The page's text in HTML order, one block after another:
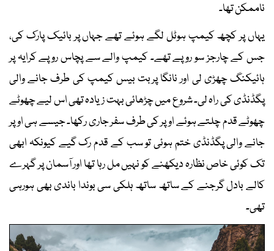
ناممکن تھا۔
یہاں پر کچھ کیمپ ہوٹل لگے ہوئے تھے جہاں پر بائیک پارک کی،
جس کے چارجز سو روپے تھے۔ کیمپ والے سے پچاس روپے کرایہ پر
ہائیكنگ چھڑی لی اور نانگا پربت بیس کیمپ کی طرف جانے والی
پگڈنڈی کی راہ لی۔ شروع میں چڑھائی بہت زیادہ تھی اس لیے چھوٹے
چھوٹے قدم چلتے ہوئے اوپر کی طرف سفر جاری رکھا۔ جیسے ہی اوپر
جانے والی پگڈنڈی ختم ہوئی تو سب کے قدم رک گیے کیونکہ ابھی
تک کوئی خاص نظارہ دیکھنے کو نہیں مل رہا تھا اور آسمان پر گہرے
کالے بادل گرجنے کے ساتھ ساتھ ہلكی سی بوندا باندی بھی ہورہی
تھی۔